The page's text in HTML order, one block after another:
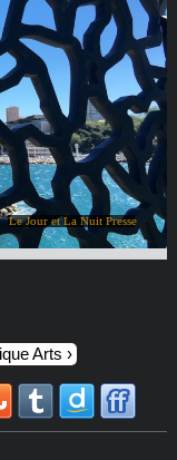
Le Jour et La Nuit Presse
Arts